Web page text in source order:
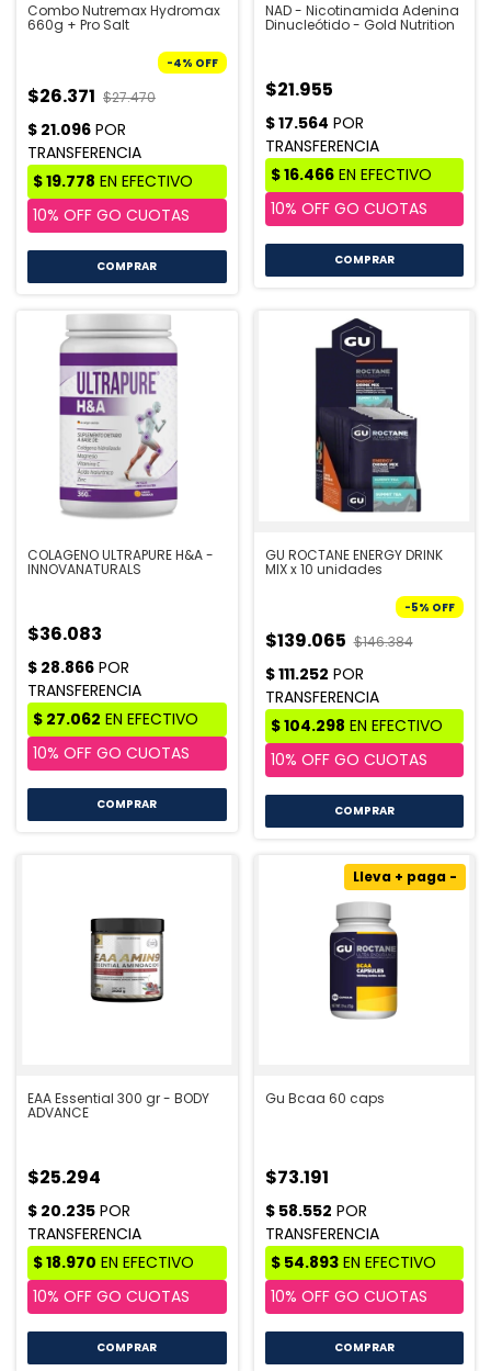
Combo Nutremax Hydromax
660g + Pro Salt
-4% OFF
$26.371 $27.470
COMPRAR
NAD - Nicotinamida Adenina
Dinucleótido - Gold Nutrition
$21.955
COLAGENO ULTRAPURE H&A -
INNOVANATURALS
$36.083
GU ROCTANE ENERGY DRINK
MIX x 10 unidades
-5% OFF
$139.065 $146.384
COMPRAR
EAA Essential 300 gr - BODY
ADVANCE
$25.294
COMPRAR
Gu Bcaa 60 caps
$73.191